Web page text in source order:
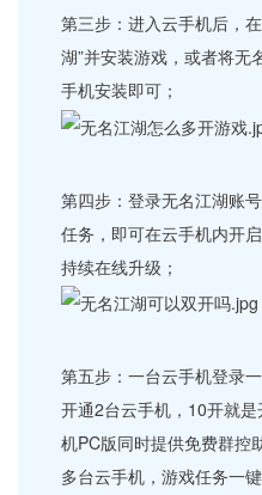
第三步：进入云手机后，
湖”并安装游戏，或者将无
手机安装即可；
第四步：登录无名江湖账
任务，即可在云手机内开
持续在线升级；
第五步：一台云手机登录
开通2台云手机，10开就
机PC版同时提供免费群控
多台云手机，游戏任务一